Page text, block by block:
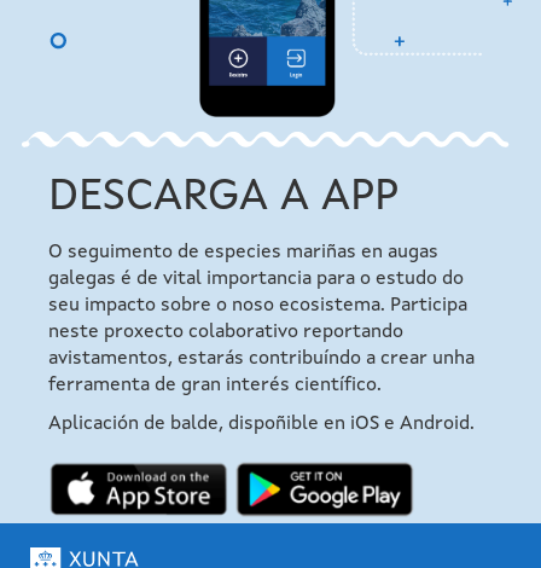
DESCARGA A APP
O seguimento de especies mariñas en augas
galegas é de vital importancia para o estudo do
seu impacto sobre o noso ecosistema. Participa
neste proxecto colaborativo reportando
avistamentos, estarás contribuíndo a crear unha
ferramenta de gran interés científico.
Aplicación de balde, dispoñible en iOS e Android.